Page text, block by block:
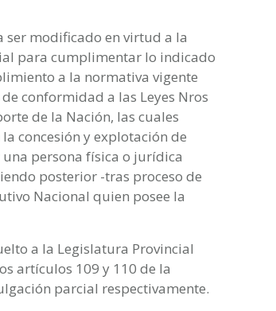
ser modificado en virtud a la
para cumplimentar lo indicado
a la normativa vigente
conformidad a las Leyes Nros
de la Nación, las cuales
concesión y explotación de
persona física o jurídica
posterior -tras proceso de
Nacional quien posee la
a la Legislatura Provincial
artículos 109 y 110 de la
parcial respectivamente.